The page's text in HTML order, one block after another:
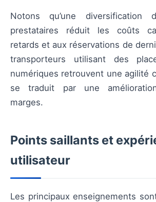
Notons qu’une
prestataires réduit les coûts
retards et aux réservations de
transporteurs utilisant des
numériques retrouvent une agilité
se traduit par une
marges.
Points saillants et
utilisateur
Les principaux enseignements